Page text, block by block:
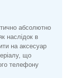
абсолютно
наслідок в
на аксесуар
що
телефону